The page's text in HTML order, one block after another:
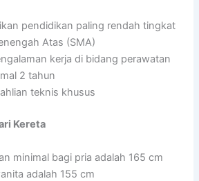
pendidikan paling rendah tingkat
Atas (SMA)
kerja di bidang perawatan
2 tahun
teknis khusus
Kereta
minimal bagi pria adalah 165 cm
adalah 155 cm